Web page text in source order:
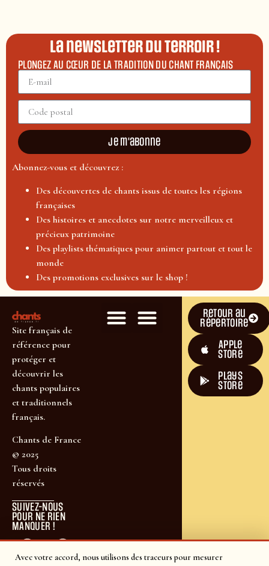
Avec votre accord, nous utilisons des traceurs pour mesurer
La newsletter du terroir !
PLONGEZ AU CŒUR DE LA TRADITION DU CHANT FRANÇAIS
Je m'abonne
Abonnez-vous et découvrez :
Des découvertes de chants issus de toutes les régions
françaises
Des histoires et anecdotes sur notre merveilleux et
précieux patrimoine
Des playlists thématiques pour animer partout et tout le
monde
Des promotions exclusives sur le shop !
Site français de
référence pour
protéger et
découvrir les
chants populaires
et traditionnels
français.
Chants de France
© 2025
Tous droits
réservés
SUIVEZ-NOUS
POUR NE RIEN
MANQUER !
Retour au
répertoire
Apple
Store
plays
store